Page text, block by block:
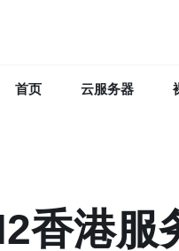
首页 云服务器
香港服